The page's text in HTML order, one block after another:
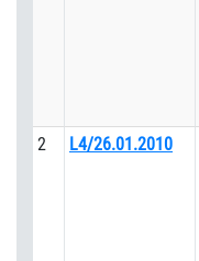
2 L4/26.01.2010